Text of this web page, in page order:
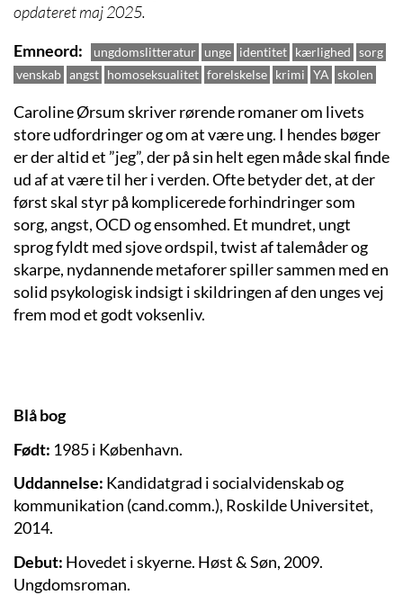
opdateret maj 2025.
Emneord
ungdomslitteratur unge identitet kærlighed sorg
venskab angst homoseksualitet forelskelse krimi YA skolen
Caroline Ørsum skriver rørende romaner om livets
store udfordringer og om at være ung. I hendes bøger
er der altid et ”jeg”, der på sin helt egen måde skal finde
ud af at være til her i verden. Ofte betyder det, at der
først skal styr på komplicerede forhindringer som
sorg, angst, OCD og ensomhed. Et mundret, ungt
sprog fyldt med sjove ordspil, twist af talemåder og
skarpe, nydannende metaforer spiller sammen med en
solid psykologisk indsigt i skildringen af den unges vej
frem mod et godt voksenliv.
Blå bog
Født: 1985 i København.
Uddannelse: Kandidatgrad i socialvidenskab og
kommunikation (cand.comm.), Roskilde Universitet,
2014.
Debut: Hovedet i skyerne. Høst & Søn, 2009.
Ungdomsroman.